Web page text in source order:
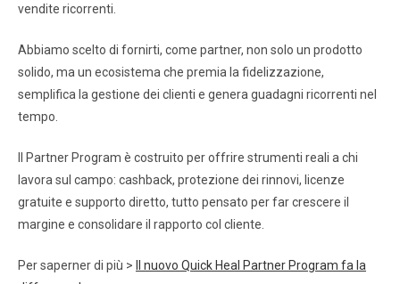
vendite ricorrenti.
Abbiamo scelto di fornirti, come partner, non solo un prodotto
solido, ma un ecosistema che premia la fidelizzazione,
semplifica la gestione dei clienti e genera guadagni ricorrenti nel
tempo.
Il Partner Program è costruito per offrire strumenti reali a chi
lavora sul campo: cashback, protezione dei rinnovi, licenze
gratuite e supporto diretto, tutto pensato per far crescere il
margine e consolidare il rapporto col cliente.
Per saperner di più >
Il nuovo Quick Heal Partner Program fa la